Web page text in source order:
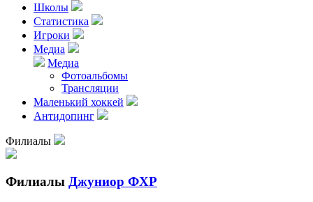
Школы
Статистика
Игроки
Медиа
Медиа
Фотоальбомы
Трансляции
Маленький хоккей
Антидопинг
Филиалы
Филиалы Джуниор ФХР